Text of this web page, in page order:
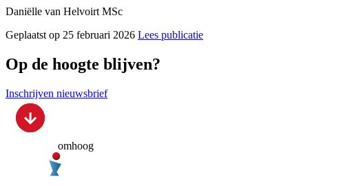
Daniëlle van Helvoirt MSc
Geplaatst op 25 februari 2026 Lees publicatie
Op de hoogte blijven?
Inschrijven nieuwsbrief
omhoog